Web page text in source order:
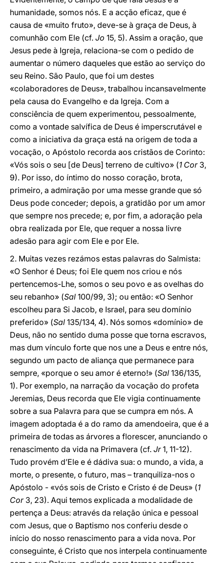
humanidade, somos nós. E a acção eficaz, que é
causa de «muito fruto», deve-se à graça de Deus, à
comunhão com Ele (cf. Jo 15, 5). Assim a oração, que
Jesus pede à Igreja, relaciona-se com o pedido de
aumentar o número daqueles que estão ao serviço do
seu Reino. São Paulo, que foi um destes
«colaboradores de Deus», trabalhou incansavelmente
pela causa do Evangelho e da Igreja. Com a
consciência de quem experimentou, pessoalmente,
como a vontade salvífica de Deus é imperscrutável e
como a iniciativa da graça está na origem de toda a
vocação, o Apóstolo recorda aos cristãos de Corinto:
«Vós sois o seu [de Deus] terreno de cultivo» (1 Cor3,
9). Por isso, do íntimo do nosso coração, brota,
primeiro, a admiração por uma messe grande que só
Deus pode conceder; depois, a gratidão por um amor
que sempre nos precede; e, por fim, a adoração pela
obra realizada por Ele, que requer a nossa livre
adesão para agir com Ele e por Ele.
2. Muitas vezes rezámos estas palavras do Salmista:
«O Senhor é Deus; foi Ele quem nos criou e nós
pertencemos-Lhe, somos o seu povo e as ovelhas do
seu rebanho» (Sal 100/99, 3); ou então: «O Senhor
escolheu para Si Jacob, e Israel, para seu domínio
preferido» (Sal 135/134, 4). Nós somos «domínio» de
Deus, não no sentido duma posse que torna escravos,
mas dum vínculo forte que nos une a Deus e entre nós,
segundo um pacto de aliança que permanece para
sempre, «porque o seu amor é eterno!» (Sal 136/135,
1). Por exemplo, na narração da vocação do profeta
Jeremias, Deus recorda que Ele vigia continuamente
sobre a sua Palavra para que se cumpra em nós. A
imagem adoptada é a do ramo da amendoeira, que é a
primeira de todas as árvores a florescer, anunciando o
renascimento da vida na Primavera (cf. Jr1, 11-12).
Tudo provém d’Ele e é dádiva sua: o mundo, a vida, a
morte, o presente, o futuro, mas – tranquiliza-nos o
Apóstolo - «vós sois de Cristo e Cristo é de Deus» (1
Cor3, 23). Aqui temos explicada a modalidade de
pertença a Deus: através da relação única e pessoal
com Jesus, que o Baptismo nos conferiu desde o
início do nosso renascimento para a vida nova. Por
conseguinte, é Cristo que nos interpela continuamente